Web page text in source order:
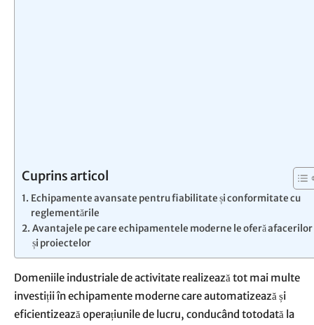
Cuprins articol
Echipamente avansate pentru fiabilitate și conformitate cu
reglementările
Avantajele pe care echipamentele moderne le oferă afacerilor
și proiectelor
Domeniile industriale de activitate realizează tot mai multe
investiții în echipamente moderne care automatizează și
eficientizează operațiunile de lucru, conducând totodată la